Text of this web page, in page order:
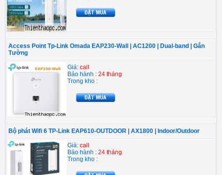
Access Point Tp-Link Omada EAP230-Wall | AC1200 | Dual-band | Gắn
Tường
Giá: call
Bảo hành : 24 tháng
Trong kho :
Bộ phát Wifi 6 TP-Link EAP610-OUTDOOR | AX1800 | Indoor/Outdoor
Giá: call
Bảo hành : 24 tháng
Trong kho :